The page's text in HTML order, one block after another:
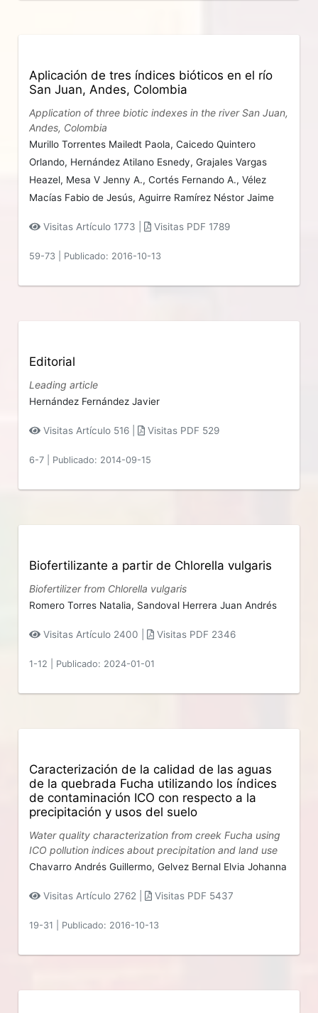
Aplicación de tres índices bióticos en el río
San Juan, Andes, Colombia
Application of three biotic indexes in the river San Juan,
Andes, Colombia
Murillo Torrentes Mailedt Paola,Caicedo Quintero
Orlando, Hernández Atilano Esnedy,Grajales Vargas
Heazel, Mesa V Jenny A.,Cortés Fernando A.,Vélez
Macías Fabio de Jesús,Aguirre Ramírez Néstor Jaime
Visitas Artículo 1773 | Visitas PDF 1789
59-73 Publicado: 2016-10-13
Editorial
Leading article
Hernández Fernández Javier
Visitas Artículo 516 | Visitas PDF 529
6-7 Publicado: 2014-09-15
Biofertilizante a partir de Chlorella vulgaris
Biofertilizer from Chlorella vulgaris
Romero Torres Natalia, Sandoval Herrera Juan Andrés
Visitas Artículo 2400 | Visitas PDF 2346
1-12 Publicado: 2024-01-01
Caracterización de la calidad de las aguas
de la quebrada Fucha utilizando los índices
de contaminación ICO con respecto a la
precipitación y usos del suelo
Water quality characterization from creek Fucha using
ICO pollution indices about precipitation and land use
Chavarro Andrés Guillermo,Gelvez Bernal Elvia Johanna
Visitas Artículo 2762 | Visitas PDF 5437
19-31 Publicado: 2016-10-13